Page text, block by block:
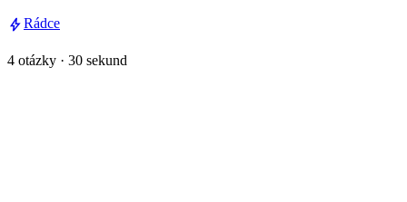
boltRádce
4 otázky · 30 sekund